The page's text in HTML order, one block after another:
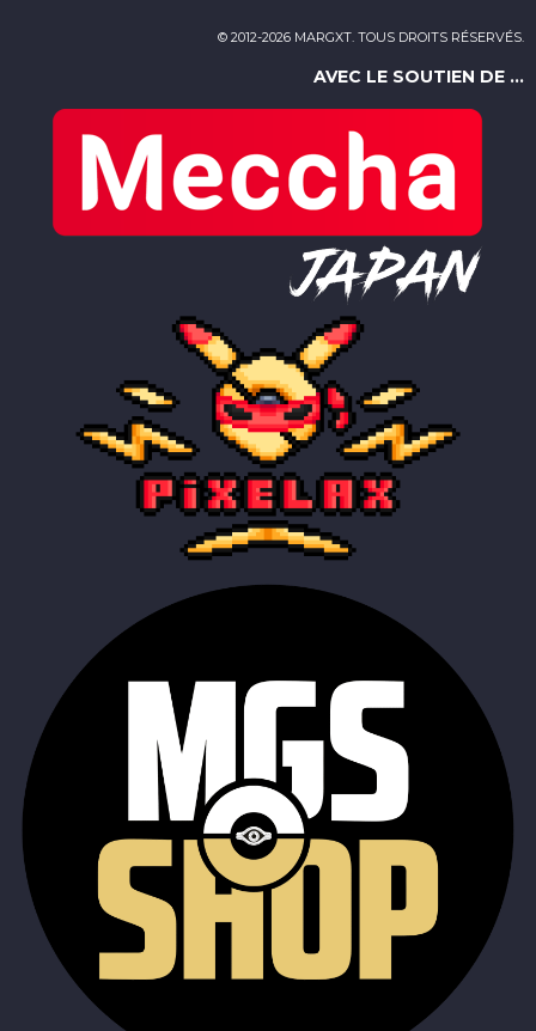
© 2012-2026 MARGXT. TOUS DROITS RÉSERVÉS.
AVEC LE SOUTIEN DE ...